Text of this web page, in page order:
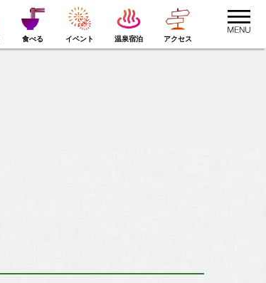
食べる イベント 温泉宿泊 アクセス
toggle